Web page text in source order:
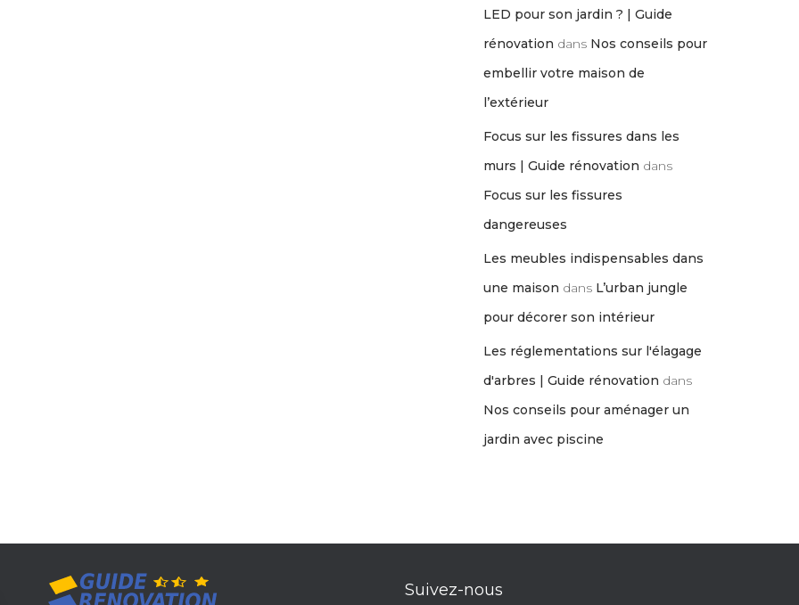
LED pour son jardin ? | Guide
rénovation dans Nos conseils pour
embellir votre maison de
l’extérieur
Focus sur les fissures dans les
murs | Guide rénovation dans
Focus sur les fissures
dangereuses
Les meubles indispensables dans
une maison dans L’urban jungle
pour décorer son intérieur
Les réglementations sur l'élagage
d'arbres | Guide rénovation dans
Nos conseils pour aménager un
jardin avec piscine
Suivez-nous